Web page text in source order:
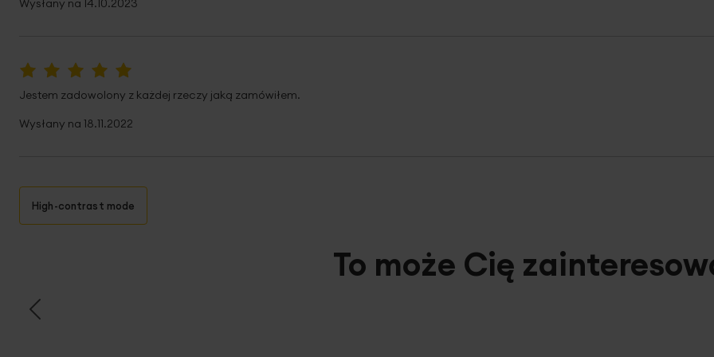
Wysłany na 14.10.2023
Jestem zadowolony z każdej rzeczy jaką zamówiłem.
Wysłany na 18.11.2022
High-contrast mode
To może Cię